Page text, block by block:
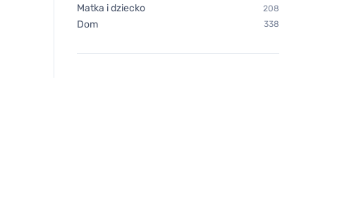
Matka i dziecko 208
Dom 338